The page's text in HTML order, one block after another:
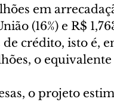
em
(16%) e R$
de crédito, isto
o equivalente
o projeto